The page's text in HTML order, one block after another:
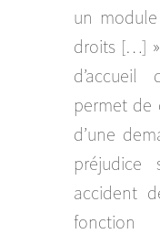
un
droits […]
permet de
d’une
accident